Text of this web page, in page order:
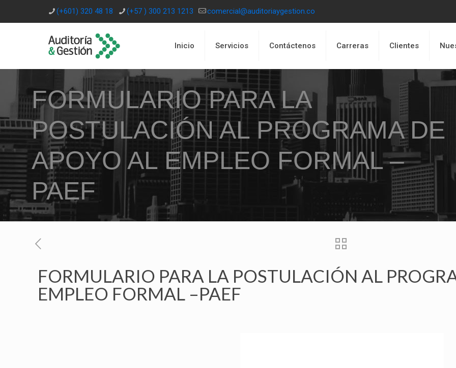
(+601) 320 48 18 (+57 ) 300 213 1213 comercial@auditoriaygestion.co
Inicio Servicios Contáctenos Carreras Clientes
FORMULARIO PARA LA
POSTULACIÓN AL PROGRAMA DE
APOYO AL EMPLEO FORMAL –
PAEF
FORMULARIO PARA LA POSTULACIÓN AL
EMPLEO FORMAL –PAEF